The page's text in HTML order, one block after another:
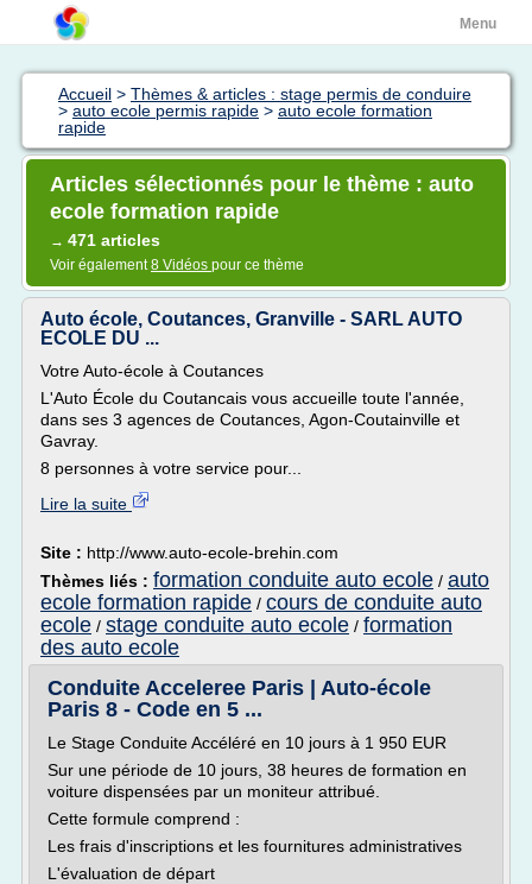
Menu
Accueil > Thèmes & articles : stage permis de conduire
> auto ecole permis rapide > auto ecole formation
rapide
Articles sélectionnés pour le thème : auto
ecole formation rapide
→ 471 articles
Voir également8 Vidéos pour ce thème
Auto école, Coutances, Granville - SARL AUTO
ECOLE DU ...
Votre Auto-école à Coutances
L'Auto École du Coutancais vous accueille toute l'année,
dans ses 3 agences de Coutances, Agon-Coutainville et
Gavray.
8 personnes à votre service pour...
Lire la suite
Site : http://www.auto-ecole-brehin.com
Thèmes liés : formation conduite auto ecole / auto
ecole formation rapide / cours de conduite auto
ecole / stage conduite auto ecole / formation
des auto ecole
Conduite Acceleree Paris | Auto-école
Paris 8 - Code en 5 ...
Le Stage Conduite Accéléré en 10 jours à 1 950 EUR
Sur une période de 10 jours, 38 heures de formation en
voiture dispensées par un moniteur attribué.
Cette formule comprend :
Les frais d'inscriptions et les fournitures administratives
L'évaluation de départ